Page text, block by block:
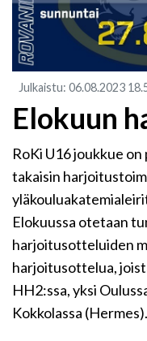
Julkaistu: 06.08.2023
Elokuun
RoKi U16 joukkue
takaisin
Elokuussa otetaan
harjoitusotteluiden
harjoitusottelua,
HH2:ssa, yksi
Kokkolassa (Hermes).